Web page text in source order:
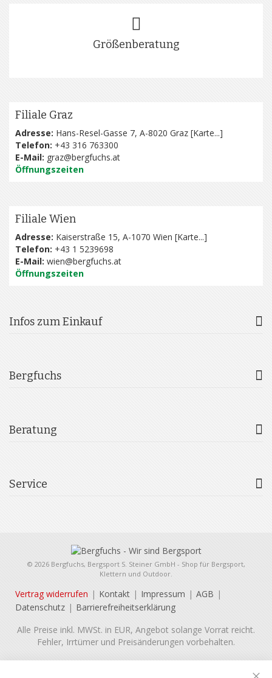
Größenberatung
Filiale Graz
Adresse: Hans-Resel-Gasse 7, A-8020 Graz [Karte...]
Telefon: +43 316 763300
E-Mail: graz@bergfuchs.at
Öffnungszeiten
Filiale Wien
Adresse: Kaiserstraße 15, A-1070 Wien [Karte...]
Telefon: +43 1 5239698
E-Mail: wien@bergfuchs.at
Öffnungszeiten
Infos zum Einkauf
Bergfuchs
Beratung
Service
© 2026 Bergfuchs, Bergsport S. Steiner GmbH - Shop für Bergsport,
Klettern und Outdoor.
Vertrag widerrufen Kontakt Impressum
AGB
Datenschutz
Barrierefreiheitserklärung
Alle Preise inkl. MWSt. in EUR, Angebot solange Vorrat reicht.
Fehler, Irrtümer und Preisänderungen vorbehalten.